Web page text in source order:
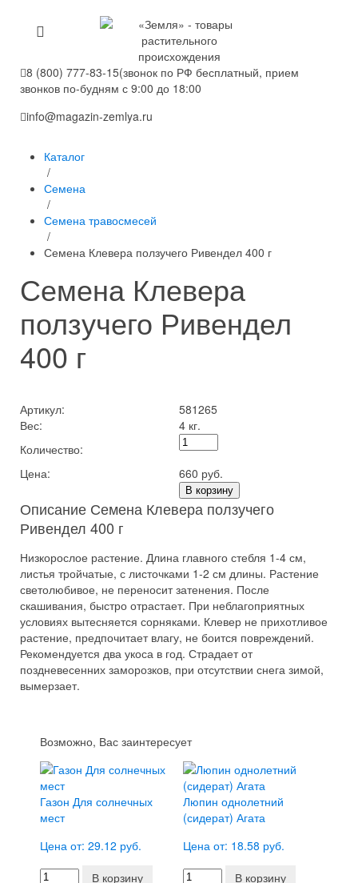
8 (800) 777-83-15(звонок по РФ бесплатный, прием
звонков по-будням с 9:00 до 18:00
info@magazin-zemlya.ru
Каталог
/
Семена
/
Семена травосмесей
/
Семена Клевера ползучего Ривендел 400 г
Семена Клевера
ползучего Ривендел
400 г
Артикул:
581265
Вес:
4 кг.
Количество:
Цена:
660 руб.
В корзину
Описание Семена Клевера ползучего
Ривендел 400 г
Низкорослое растение. Длина главного стебля 1-4 см,
листья тройчатые, с листочками 1-2 см длины. Растение
светолюбивое, не переносит затенения. После
скашивания, быстро отрастает. При неблагоприятных
условиях вытесняется сорняками. Клевер не прихотливое
растение, предпочитает влагу, не боится повреждений.
Рекомендуется два укоса в год. Страдает от
поздневесенних заморозков, при отсутствии снега зимой,
вымерзает.
Возможно, Вас заинтересует
Газон Для солнечных
мест
Цена от: 29.12 руб.
В корзину
Люпин однолетний
(сидерат) Агата
Цена от: 18.58 руб.
В корзину